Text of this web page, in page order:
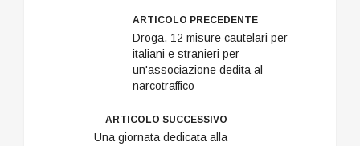
ARTICOLO PRECEDENTE
Droga, 12 misure cautelari per
italiani e stranieri per
un'associazione dedita al
narcotraffico
ARTICOLO SUCCESSIVO
Una giornata dedicata alla